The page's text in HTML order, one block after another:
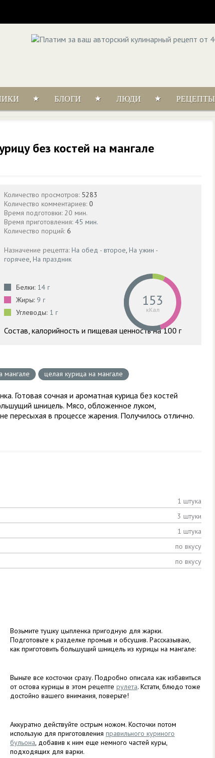
БЛОГИ ЛЮДИ РЕЦЕПТЫ
без костей на мангале
Количество просмотров: 5283
Количество комментариев: 0
Время подготовки: 20 мин.
Время приготовления: 45 мин.
Количество порций: 6
Назначение рецепта: На обед - второе, На ужин -
горячее, На праздник
Белки: 14 г
Жиры: 9 г
Углеводы: 1 г
153
кКал
Состав, калорийность и пищевая ценность на 100 г
мангале целая курица на мангале
Готовая сочная и ароматная курица без костей
шницель. Мясо, обложенное луком,
в процессе жарения. Получилось отлично.
1 штука
3 штуки
1 штука
по вкусу
по вкусу
Возьмите тушку цыпленка пригодную для жарки.
Подготовьте к разделке промыв и обсушив. Рассказываю,
как приготовить большущий шницель из курицы на мангале:
Выньте все косточки сразу. Подробно описала как избавиться
от остова курицы в этом рецепте рулета. Кстати, блюдо тоже
достойно вашего внимания, поверьте!
Аккуратно действуйте острым ножом. Косточки потом
использую для приготовления правильного куриного
бульона, добавив к ним еще немного частей куры,
подходящих для варки.